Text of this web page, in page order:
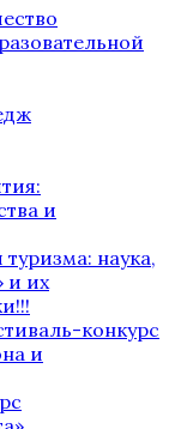
и
наука,
и их
конкурс
и